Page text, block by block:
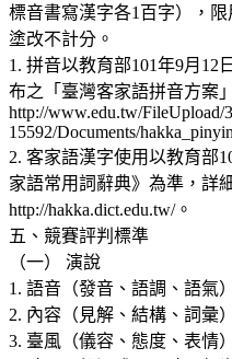
標音書寫漢字各1百字），
塗改不計分。
1. 拼音以教育部101年9月12
布之「臺灣客家語拼音方案
http://www.edu.tw/FileUpload/
15592/Documents/
2. 客家語漢字使用以教育部
家語常用詞辭典》為準，詳
http://hakka.dict.edu.tw/。
五、競賽評判標準
（一） 演說
1. 語音（發音、語調、語氣
2. 內容（見解、結構、詞彙
3. 臺風（儀容、態度、表情